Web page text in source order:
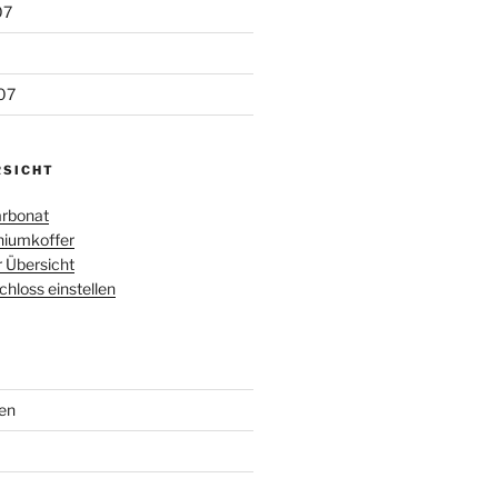
Übersicht
einstellen